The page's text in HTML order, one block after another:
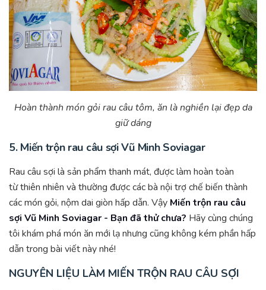
Hoàn thành món gỏi rau câu tôm, ăn là nghiền lại đẹp da
giữ dáng
5. Miến trộn rau câu sợi Vũ Minh Soviagar
Rau câu sợi là sản phẩm thanh mát, được làm hoàn toàn
từ thiên nhiên và thường được các bà nội trợ chế biến thành
các món gỏi, nộm dai giòn hấp dẫn. Vậy Miến trộn rau câu
sợi Vũ Minh Soviagar - Bạn đã thử chưa? Hãy cùng chúng
tôi khám phá món ăn mới lạ nhưng cũng không kém phần hấp
dẫn trong bài viết này nhé!
NGUYÊN LIỆU LÀM MIẾN TRỘN RAU CÂU SỢI